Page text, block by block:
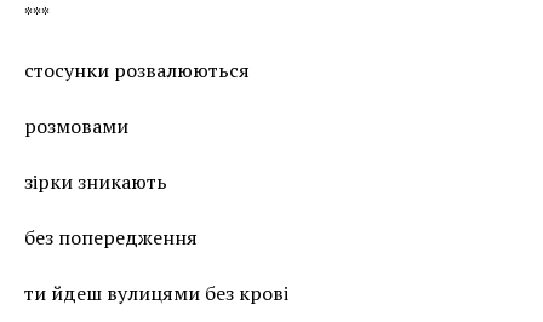
***
стосунки розвалюються
розмовами
зірки зникають
без попередження
ти йдеш вулицями без крові